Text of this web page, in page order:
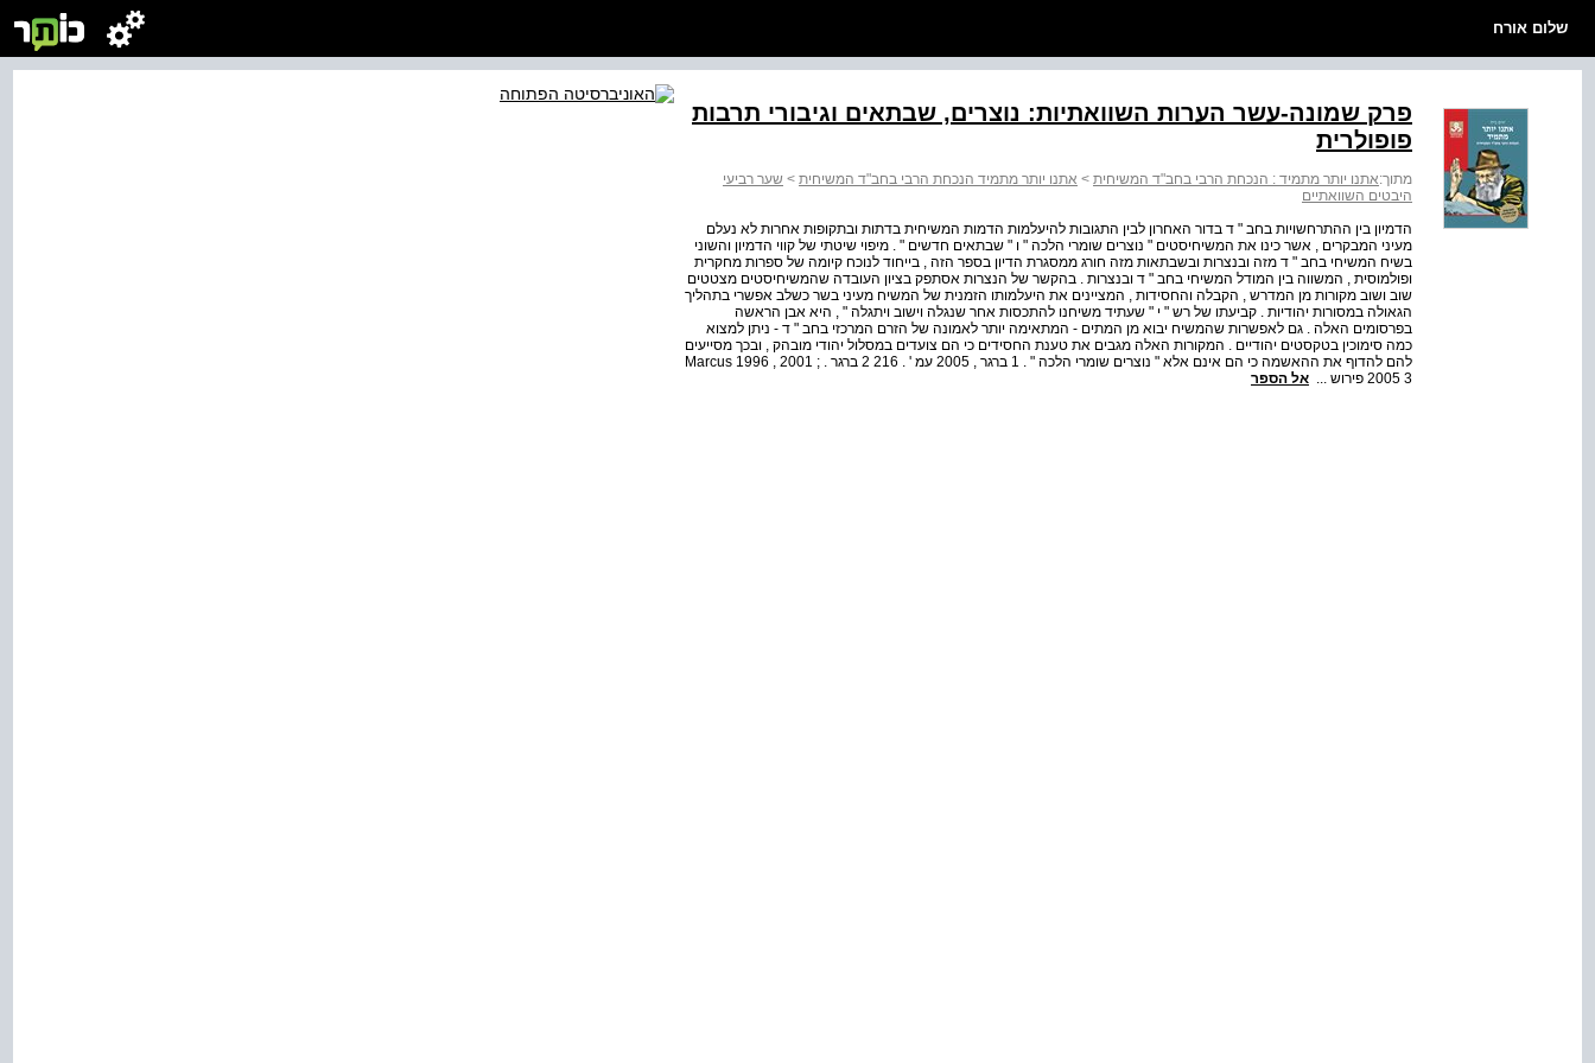
שלום אורח
פרק שמונה-עשר הערות השוואתיות: נוצרים, שבתאים וגיבורי תרבות
פופולרית
מתוך:אתנו יותר מתמיד : הנכחת הרבי בחב"ד המשיחית > אתנו יותר מתמיד הנכחת הרבי בחב"ד המשיחית > שער רביעי
היבטים השוואתיים
הדמיון בין ההתרחשויות בחב " ד בדור האחרון לבין התגובות להיעלמות הדמות המשיחית בדתות ובתקופות אחרות לא נעלם
מעיני המבקרים , אשר כינו את המשיחיסטים " נוצרים שומרי הלכה " ו " שבתאים חדשים " . מיפוי שיטתי של קווי הדמיון והשוני
בשיח המשיחי בחב " ד מזה ובנצרות ובשבתאות מזה חורג ממסגרת הדיון בספר הזה , בייחוד לנוכח קיומה של ספרות מחקרית
ופולמוסית , המשווה בין המודל המשיחי בחב " ד ובנצרות . בהקשר של הנצרות אסתפק בציון העובדה שהמשיחיסטים מצטטים
שוב ושוב מקורות מן המדרש , הקבלה והחסידות , המציינים את היעלמותו הזמנית של המשיח מעיני בשר כשלב אפשרי בתהליך
הגאולה במסורות יהודיות . קביעתו של רש " י " שעתיד משיחנו להתכסות אחר שנגלה וישוב ויתגלה " , היא אבן הראשה
בפרסומים האלה . גם לאפשרות שהמשיח יבוא מן המתים - המתאימה יותר לאמונה של הזרם המרכזי בחב " ד - ניתן למצוא
כמה סימוכין בטקסטים יהודיים . המקורות האלה מגבים את טענת החסידים כי הם צועדים במסלול יהודי מובהק , ובכך מסייעים
להם להדוף את ההאשמה כי הם אינם אלא " נוצרים שומרי הלכה " . 1 ברגר , 2005 עמ ' . 216 2 ברגר . Marcus 1996 , 2001 ;
2005 3 פירוש ...
אל הספר